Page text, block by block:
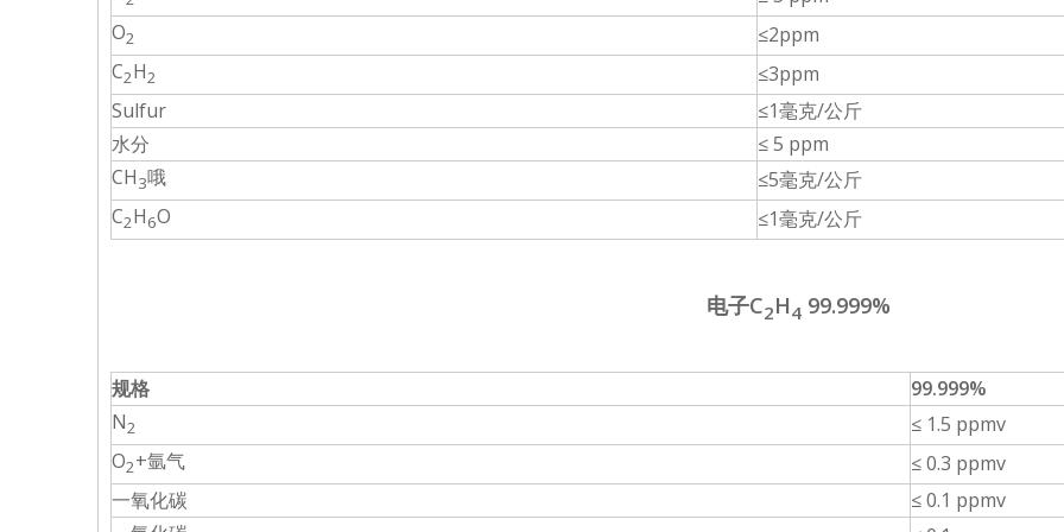
O2
≤2ppm
C2H2
≤3ppm
Sulfur
≤1毫克/公斤
水分
≤ 5 ppm
CH3哦
≤5毫克/公斤
C2H6O ≤1毫克/公斤
电子C2H4 99.999%
规格
99.999%
N2
≤ 1.5 ppmv
O2+氩气
≤ 0.3 ppmv
一氧化碳
≤ 0.1 ppmv